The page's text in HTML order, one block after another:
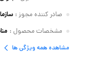
صادر کننده مجوز :
مشخصات محصول :
مشاهده همه ویژگی ها